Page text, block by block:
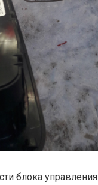
блока